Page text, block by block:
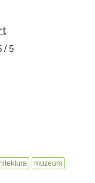
/ 5
muzeum